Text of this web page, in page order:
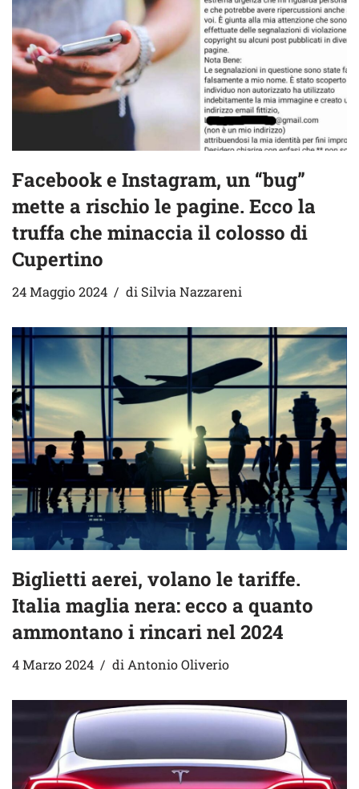
Facebook e Instagram, un “bug”
mette a rischio le pagine. Ecco la
truffa che minaccia il colosso di
Cupertino
24 Maggio 2024 di Silvia Nazzareni
Biglietti aerei, volano le tariffe.
Italia maglia nera: ecco a quanto
ammontano i rincari nel 2024
4 Marzo 2024 diAntonio Oliverio